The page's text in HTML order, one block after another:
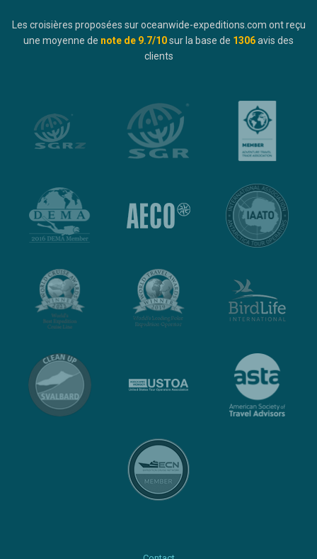
Les croisières proposées sur oceanwide-expeditions.com ont reçu
une moyenne de note de 9.7/10sur la base de 1306avis des
clients